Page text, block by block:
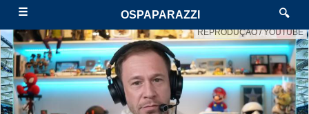
☰ OSPAPARAZZI 🔍
REPRODUÇÃO / YOUTUBE